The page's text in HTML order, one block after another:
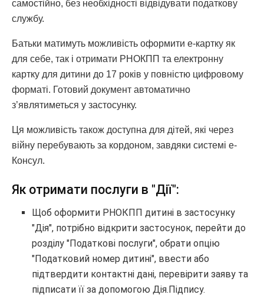
самостійно, без необхідності відвідувати податкову
службу.
Батьки матимуть можливість оформити е-картку як
для себе, так і отримати РНОКПП та електронну
картку для дитини до 17 років у повністю цифровому
форматі. Готовий документ автоматично
з’являтиметься у застосунку.
Ця можливість також доступна для дітей, які через
війну перебувають за кордоном, завдяки системі е-
Консул.
Як отримати послуги в "Дії":
Щоб оформити РНОКПП дитині в застосунку
"Дія", потрібно відкрити застосунок, перейти до
розділу "Податкові послуги", обрати опцію
"Податковий номер дитині", ввести або
підтвердити контактні дані, перевірити заяву та
підписати її за допомогою Дія.Підпису.